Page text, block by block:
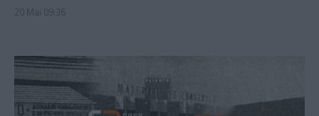
20 Mai 09:36